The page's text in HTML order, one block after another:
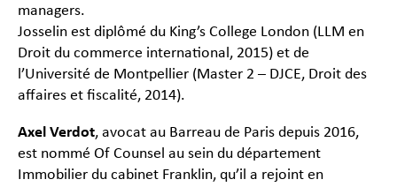
managers.
Josselin est diplômé du King’s College London (LLM en
Droit du commerce international, 2015) et de
l’Université de Montpellier (Master 2 – DJCE, Droit des
affaires et fiscalité, 2014).
Axel Verdot, avocat au Barreau de Paris depuis 2016,
est nommé Of Counsel au sein du département
Immobilier du cabinet Franklin, qu’il a rejoint en